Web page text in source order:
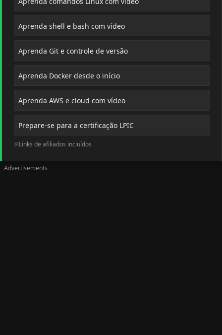
Aprenda shell e bash com vídeo
Aprenda Git e controle de versão
Aprenda Docker desde o início
Aprenda AWS e cloud com vídeo
Prepare-se para a certificação LPIC
※Links de afiliados incluídos